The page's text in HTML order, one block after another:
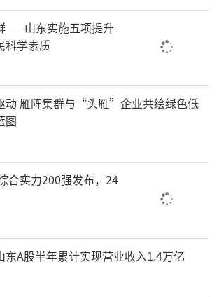
——山东实施五项提升
科学素质
雁阵集群与“头雁”企业共绘绿色低
图
合实力200强发布，24
东A股半年累计实现营业收入1.4万亿